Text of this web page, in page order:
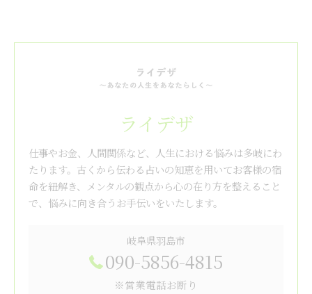
ライデザ
仕事やお金、人間関係など、人生における悩みは多岐にわ
たります。古くから伝わる占いの知恵を用いてお客様の宿
命を紐解き、メンタルの観点から心の在り方を整えること
で、悩みに向き合うお手伝いをいたします。
岐阜県羽島市
090-5856-4815
※営業電話お断り